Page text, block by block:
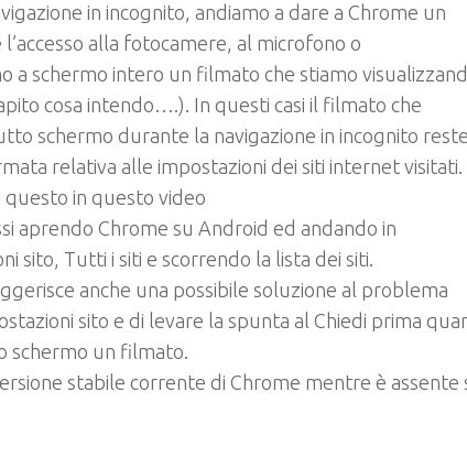
in incognito, andiamo a dare a Chrome un
alla fotocamere, al microfono o
a schermo intero un filmato che stiamo
cosa intendo….). In questi casi il filmato che
schermo durante la navigazione in incognito
relativa alle impostazioni dei siti internet visitati.
in questo video
aprendo Chrome su Android ed andando in
sito, Tutti i siti e scorrendo la lista dei siti.
anche una possibile soluzione al problema
sito e di levare la spunta al Chiedi prima
schermo un filmato.
stabile corrente di Chrome mentre è assente